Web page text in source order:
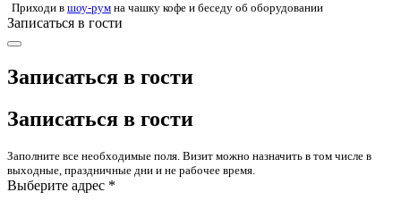
Приходи в шоу-рум на чашку кофе и беседу об оборудовании
Записаться в гости
Записаться в гости
Записаться в гости
Заполните все необходимые поля. Визит можно назначить в том числе в
выходные, праздничные дни и не рабочее время.
Выберите адрес *